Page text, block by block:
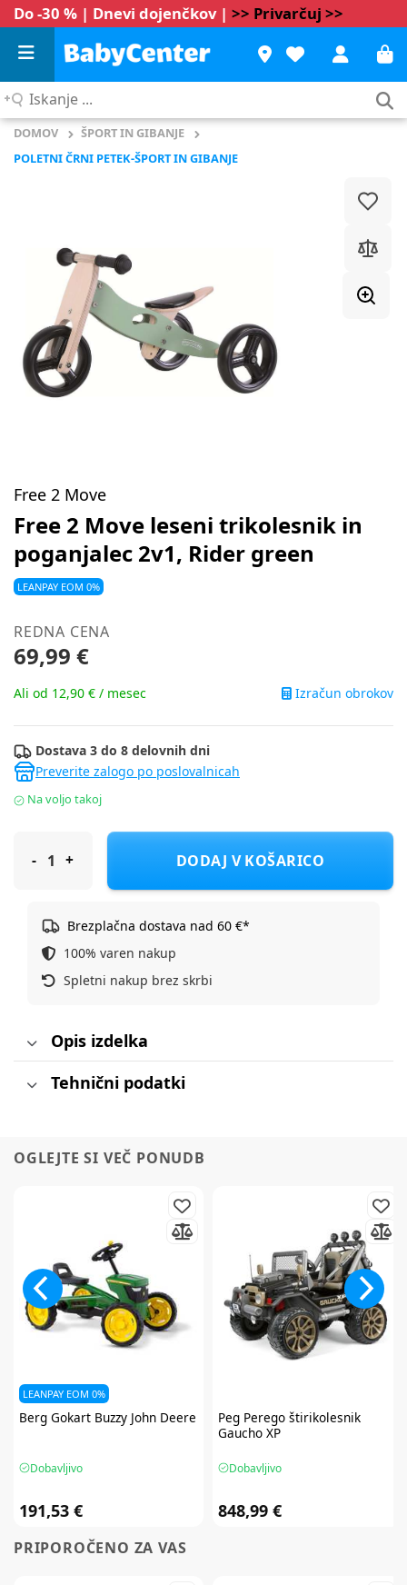
Do -30 % | Dnevi dojenčkov | >> Privarčuj >>
Iskanje
DOMOV
ŠPORT IN GIBANJE
POLETNI ČRNI PETEK-ŠPORT IN GIBANJE
Free 2 Move
Free 2 Move leseni trikolesnik in
poganjalec 2v1, Rider green
LEANPAY EOM 0%
REDNA CENA
69,99 €
Ali od 12,90 € / mesec Izračun obrokov
Dostava 3 do 8 delovnih dni
Preverite zalogo po poslovalnicah
Na voljo takoj
Free 2 Move leseni trikolesnik in poganjalec 2v1, Rider green
DODAJ V KOŠARICO
Brezplačna dostava nad 60 €*
100% varen nakup
Spletni nakup brez skrbi
Opis izdelka
Tehnični podatki
OGLEJTE SI VEČ PONUDB
LEANPAY EOM 0%
BergGokart Buzzy John Deere
Dobavljivo
191,53 €
Peg Peregoštirikolesnik
Gaucho XP
Dobavljivo
848,99 €
PRIPOROČENO ZA VAS